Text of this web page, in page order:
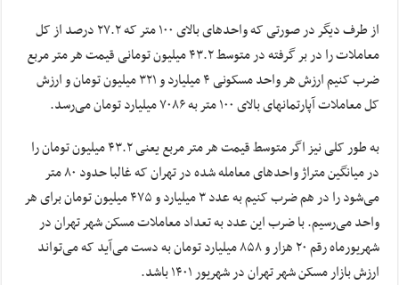
از طرف دیگر در صورتی که واحدهای بالای ۱۰۰ متر که ۲۷.۲ درصد از کل
معاملات را در بر گرفته در متوسط ۴۳.۲ میلیون تومانی قیمت هر متر مربع
ضرب کنیم ارزش هر واحد مسکونی ۴ میلیارد و ۳۲۱ میلیون تومان و ارزش
کل معاملات آپارتمانهای بالای ۱۰۰ متر به ۷۰۸۶ میلیارد تومان می‌رسد.
به طور کلی نیز اگر متوسط قیمت هر متر مربع یعنی ۴۳.۲ میلیون تومان را
در میانگین متراژ واحدهای معامله شده در تهران که غالبا حدود ۸۰ متر
می‌شود را در هم ضرب کنیم به عدد ۳ میلیارد و ۴۷۵ میلیون تومان برای هر
واحد می‌رسیم. با ضرب این عدد به تعداد معاملات مسکن شهر تهران در
شهریورماه رقم ۲۰ هزار و ۸۵۸ میلیارد تومان به دست می‌آید که می‌تواند
ارزش بازار مسکن شهر تهران در شهریور ۱۴۰۱ باشد.